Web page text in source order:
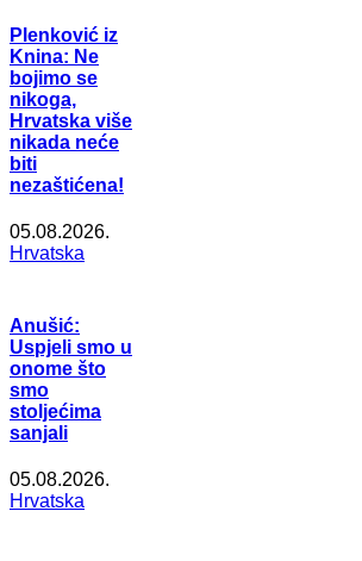
Plenković iz
Knina: Ne
bojimo se
nikoga,
Hrvatska više
nikada neće
biti
nezaštićena!
05.08.2026.
Hrvatska
Anušić:
Uspjeli smo u
onome što
smo
stoljećima
sanjali
05.08.2026.
Hrvatska